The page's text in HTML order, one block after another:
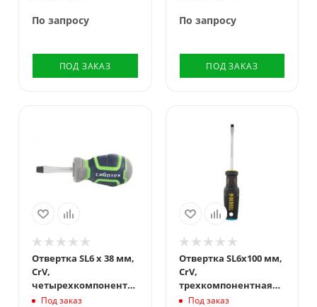
По запросу
ПОД ЗАКАЗ
По запросу
ПОД ЗАКАЗ
Отвертка SL6 х 38 мм,
CrV,
четырехкомпонентная
рукоятка Сибртех
Под заказ
Отвертка SL6x100 мм,
CrV,
трехкомпонентная
рукоятка Denzel
Под заказ